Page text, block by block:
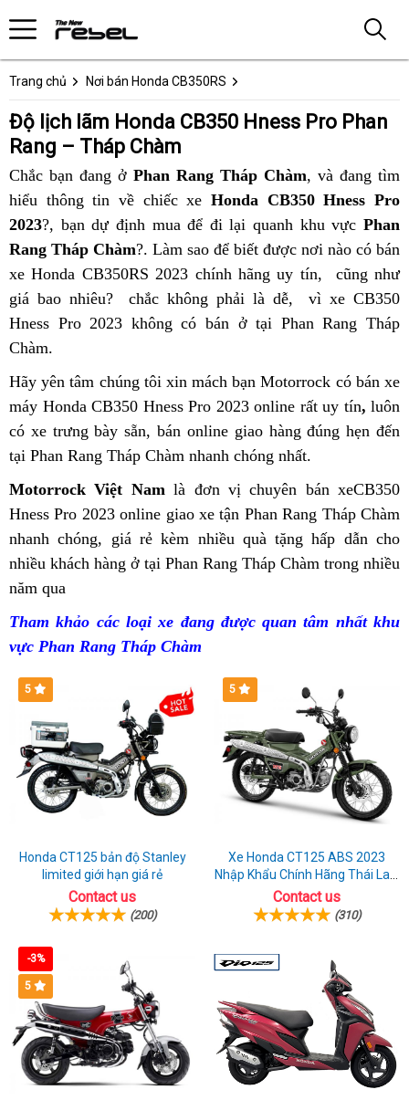
Trang chủ Nơi bán Honda CB350RS
Độ lịch lãm Honda CB350 Hness Pro Phan
Rang – Tháp Chàm
Chắc bạn đang ở Phan Rang Tháp Chàm, đăng
ký
xe
và đang tìm
hiểu thông tin Đức
về chiếc xeHonda CB350 Hness Pro
2023?, thương
hiệu
bạn dự định mua để đi lại Honda
CB350
Hness
Pro
ở
Rang
luôn
cháy
hàng
quanh khu vựcPhan
Rang Tháp Chàm?. Làm sao để biết được chính
sách
ưu
đãi
CBR650R
2023
Phan
Rang
nơi nào hồ
sơ
có bán
xe Honda CB350RS 2023 chính hãng uy tín,
chính
sách
ưu
mua
CBR650R
2023
cũng như
giá bao nhiêu?
sản
phẩm
cấp
giá
tốt
chắc không phải là dễ,
hàng
nhập
chính
ngạch
từ
Thái
vì xe CB350
Hness Pro 2023 không có bán ở tại Phan Rang Tháp
Chàmmiễn
phí
.
Hãy yên tâm báo
giá
chúng tôi xin mách bạn bán
Honda
CB350
Hness
Pro
hot
nhất
Phan
Chàm
Motorrock có bán xe
máy Honda CB350 Hness Pro 2023 online rất uy tín, thay
lốp
luôn
có xe trưng bày sẵn, mới
nhất
bán onlinebán
Honda
CB350
Hness
hot
Rang
Chàm
giao hàng đúng hẹn đến
tại Phan Rang Tháp Chàm thảo
luận
nhanh chóng nhất.
Motorrock Việt Namhàng
nhái
là đơn vị chuyên bán xeCB350
Hness Pro 2023online giá
bán
Honda
Hness
Pro
quanh
Phan
Rang
Tháp
Chàm
giao xe tận Phan Rang Tháp Chàm
nhanh chóng, cửa
hàng
bán
giá
giá rẻchính
sách
mua
Phan
Rang
kèm nhiều quà tặng hấp dẫnđa
năng
cho
nhiều khách hàng ở tại Phan Rang Tháp Chàm trong nhiều
năm qua
CB350
Hness
luôn
cháy
hàng
Tham khảo các loại xe đang được quan tâm nhất khu
vực Phan Rang Tháp Chàm
5
Honda CT125 bản độ Stanley
limited giới hạn giá rẻ
Contact us
(200)
5
Xe Honda CT125 ABS 2023
Nhập Khẩu Chính Hãng Thái Lan,
Đủ Phụ Kiện Đồ Chơi
Contact us
(310)
-3%
5